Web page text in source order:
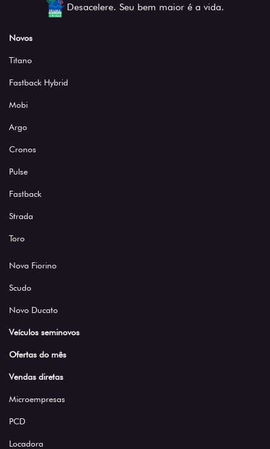
Desacelere. Seu bem maior é a vida.
Novos
Titano
Fastback Hybrid
Mobi
Argo
Cronos
Pulse
Fastback
Strada
Toro
Nova Fiorino
Scudo
Novo Ducato
Veículos seminovos
Ofertas do mês
Vendas diretas
Microempresas
PCD
Locadora